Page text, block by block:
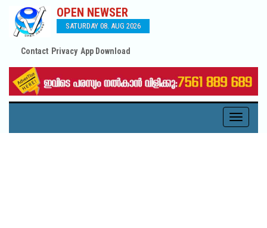
OPEN NEWSER
SATURDAY 08. AUG 2026
Contact Privacy App Download
Toggle